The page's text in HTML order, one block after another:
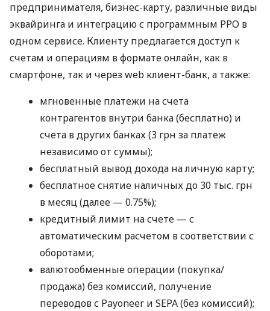
предпринимателя, бизнес-карту, различные виды
эквайринга и интеграцию с программным РРО в
одном сервисе. Клиенту предлагается доступ к
счетам и операциям в формате онлайн, как в
смартфоне, так и через web клиент-банк, а также:
мгновенные платежи на счета
контрагентов внутри банка (бесплатно) и
счета в других банках (3 грн за платеж
независимо от суммы);
бесплатный вывод дохода на личную карту;
бесплатное снятие наличных до 30 тыс. грн
в месяц (далее — 0.75%);
кредитный лимит на счете — с
автоматическим расчетом в соответствии с
оборотами;
валютообменные операции (покупка/
продажа) без комиссий, получение
переводов с Payoneer и SEPA (без комиссий);